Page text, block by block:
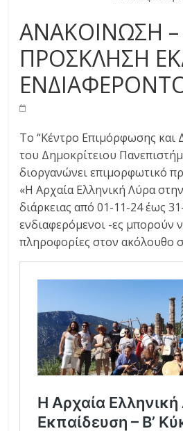
Αθηνών
ΑΝΑΚΟΙΝΩΣΗ –
ΠΡΟΣΚΛΗΣΗ
Το “Κέντρο Επιμόρφωσης και
του Δημοκρίτειου
διοργανώνει επιμορφωτικό
«Η Αρχαία Ελληνική Λύρα
διάρκειας από 01-11-24 έως
ενδιαφερόμενοι -ες μπορούν
πληροφορίες στον ακόλουθο